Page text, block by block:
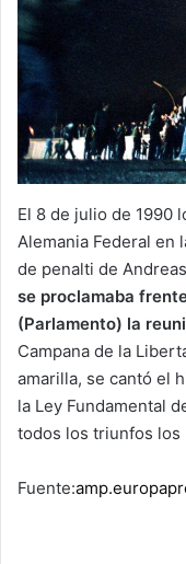
El 8 de julio de 1990
Alemania Federal en
de penalti de
se proclamaba
(Parlamento) la
Campana de la
amarilla, se cantó el
la Ley Fundamental
todos los triunfos los
Fuente: